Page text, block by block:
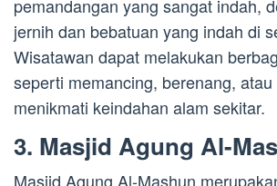
pemandangan yang sangat indah,
jernih dan bebatuan yang indah di
Wisatawan dapat melakukan
seperti memancing, berenang,
menikmati keindahan alam sekitar.
3. Masjid Agung Al-
Masjid Agung Al-Mashun